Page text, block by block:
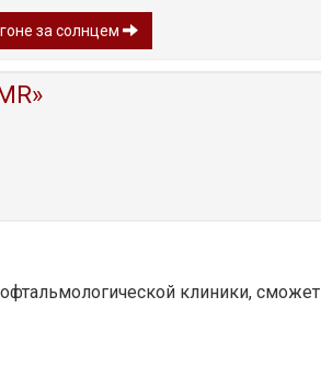
за солнцем
клиники, сможет